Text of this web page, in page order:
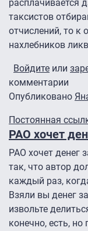
расплачивается
таксистов
отчислений, то к
нахлебников
Войдите или
комментарии
Опубликовано
Постоянная
РАО хочет
РАО хочет денег
так, что автор
каждый раз,
Взяли вы денег
извольте
конечно, есть,